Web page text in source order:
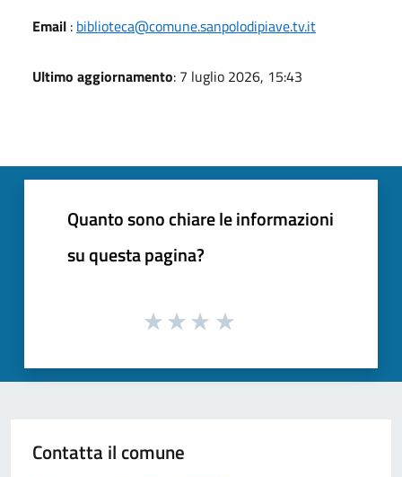
Email : biblioteca@comune.sanpolodipiave.tv.it
Ultimo aggiornamento: 7 luglio 2026, 15:43
Quanto sono chiare le informazioni
su questa pagina?
Contatta il comune